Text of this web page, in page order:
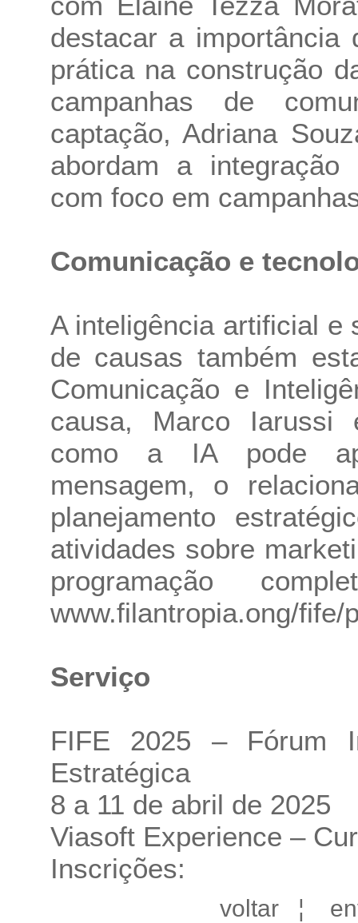
destacar a importância
prática na construção
campanhas de
captação, Adriana
abordam a
com foco em
Comunicação e
A inteligência artificial e
de causas também
Comunicação e
causa, Marco Iarussi
como a IA pode
mensagem, o
planejamento
atividades sobre
programação
www.filantropia.ong/fife/
Serviço
FIFE 2025 – Fórum
Estratégica
8 a 11 de abril de 2025
Viasoft Experience –
Inscrições:
voltar¦